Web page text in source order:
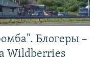
Блогеры –
Wildberries